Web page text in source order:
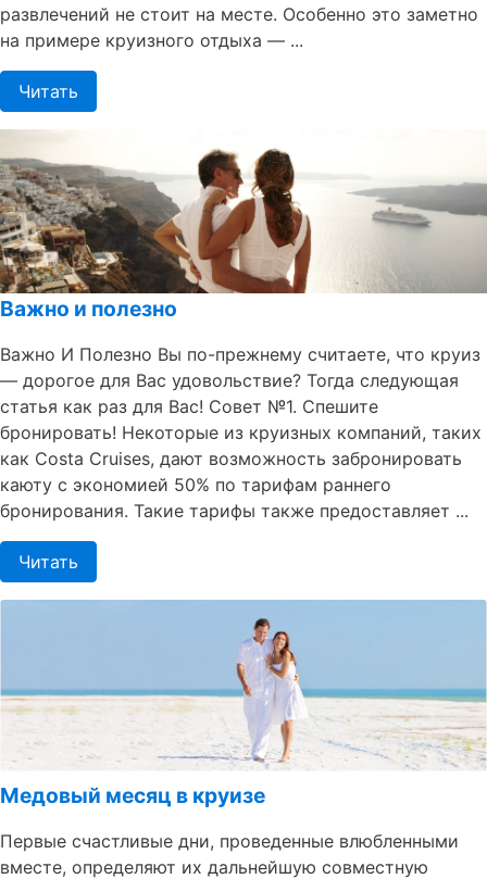
развлечений не стоит на месте. Особенно это заметно
на примере круизного отдыха — ...
Читать
Важно и полезно
Важно И Полезно Вы по-прежнему считаете, что круиз
— дорогое для Вас удовольствие? Тогда следующая
статья как раз для Вас! Совет №1. Спешите
бронировать! Некоторые из круизных компаний, таких
как Costa Cruises, дают возможность забронировать
каюту с экономией 50% по тарифам раннего
бронирования. Такие тарифы также предоставляет ...
Читать
Медовый месяц в круизе
Первые счастливые дни, проведенные влюбленными
вместе, определяют их дальнейшую совместную